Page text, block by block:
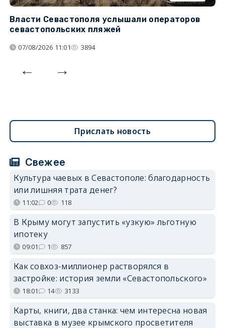
Власти Севастополя услышали операторов
севастопольских пляжей
07/08/2026 11:01 3894
Прислать новость
Свежее
Культура чаевых в Севастополе: благодарность
или лишняя трата денег?
11:02 0 118
В Крыму могут запустить «узкую» льготную
ипотеку
09:01 1 857
Как совхоз-миллионер растворялся в
застройке: история земли «Севастопольского»
18:01 14 3133
Карты, книги, два станка: чем интересна новая
выставка в музее крымского просветителя